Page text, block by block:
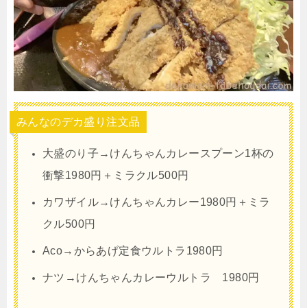
みんなのデカ盛り注文品
大盛のり子→けんちゃんカレースプーン1杯の
衝撃1980円＋ミラクル500円
カワザイル→けんちゃんカレー1980円＋ミラ
クル500円
Aco→からあげ定食ウルトラ1980円
ナツ→けんちゃんカレーウルトラ 1980円